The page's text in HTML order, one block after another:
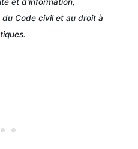
du Code civil et au droit à